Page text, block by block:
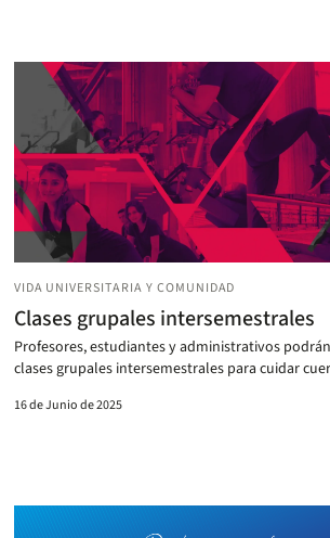
VIDA UNIVERSITARIA Y COMUNIDAD
Clases grupales intersemestrales
Profesores, estudiantes y administrativos
clases grupales intersemestrales para cuidar
16 de Junio de 2025